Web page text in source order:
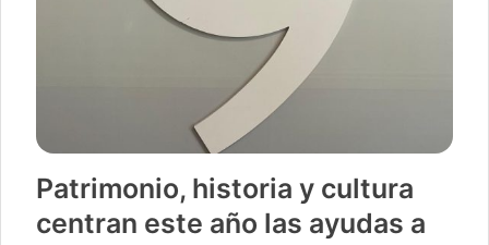
Patrimonio, historia y cultura
centran este año las ayudas a